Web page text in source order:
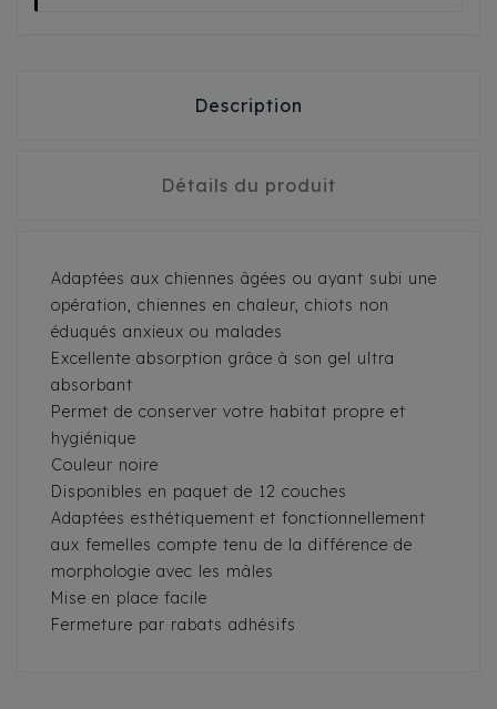
Description
Détails du produit
Adaptées aux chiennes âgées ou ayant subi une
opération, chiennes en chaleur, chiots non
éduqués anxieux ou malades
Excellente absorption grâce à son gel ultra
absorbant
Permet de conserver votre habitat propre et
hygiénique
Couleur noire
Disponibles en paquet de 12 couches
Adaptées esthétiquement et fonctionnellement
aux femelles compte tenu de la différence de
morphologie avec les mâles
Mise en place facile
Fermeture par rabats adhésifs